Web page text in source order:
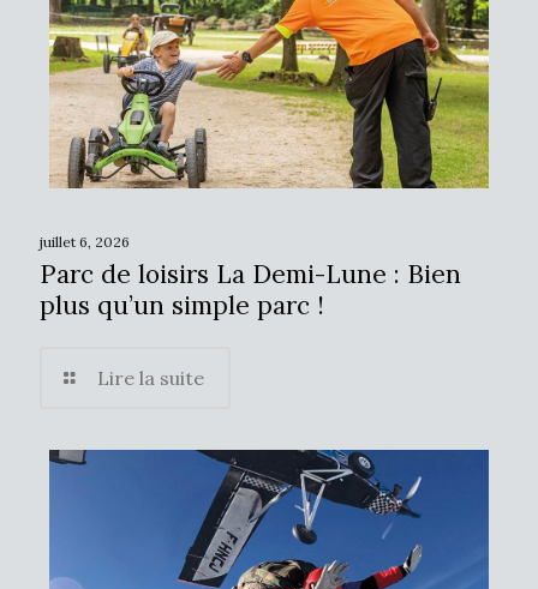
juillet 6, 2026
Parc de loisirs La Demi-Lune : Bien
plus qu’un simple parc !
Lire la suite